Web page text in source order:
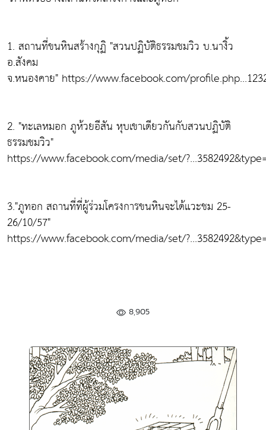
1. สถานที่ขนหินสร้างกุฏิ "สวนปฏิบัติธรรมชมวิว บ.นางิ้ว
อ.สังคม
จ.หนองคาย" https://www.facebook.com/
2. "ทะเลหมอก ภูห้วยอีสัน หุบเขาเดียวกันกับสวนปฏิบัติ
ธรรมชมวิว"
https://www.facebook.com/media/set/
3."ภูทอก สถานที่ที่ผู้ร่วมโครงการขนหินจะได้แวะชม 25-
26/10/57"
https://www.facebook.com/media/set/
8,905